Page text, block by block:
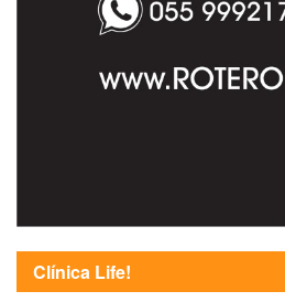
Clínica Life!